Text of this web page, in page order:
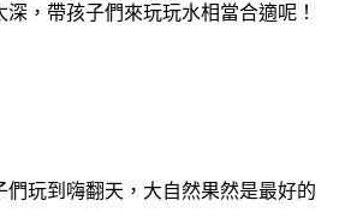
，帶孩子們來玩玩水相當合適呢！
們玩到嗨翻天，大自然果然是最好的